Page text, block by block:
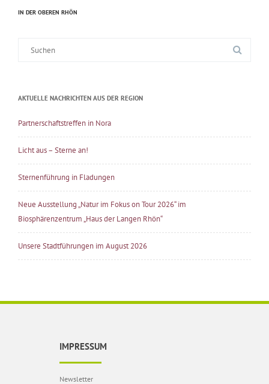
IN DER OBEREN RHÖN
AKTUELLE NACHRICHTEN AUS DER REGION
Partnerschaftstreffen in Nora
Licht aus – Sterne an!
Sternenführung in Fladungen
Neue Ausstellung „Natur im Fokus on Tour 2026“ im
Biosphärenzentrum „Haus der Langen Rhön“
Unsere Stadtführungen im August 2026
IMPRESSUM
Newsletter